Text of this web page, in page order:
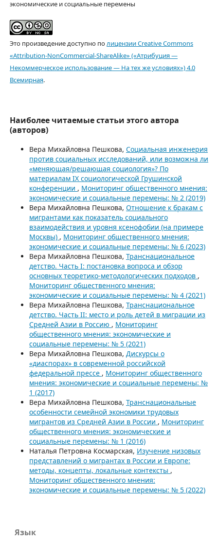
экономические и социальные перемены
Это произведение доступно полицензии Creative Commons
«Attribution-NonCommercial-ShareAlike» («Атрибуция —
Некоммерческое использование — На тех же условиях») 4.0
Всемирная.
Наиболее читаемые статьи этого автора
(авторов)
Вера Михайловна Пешкова, Социальная инженерия
против социальных исследований, или возможна ли
«меняющая/решающая социология»? По
материалам IX социологической Грушинской
конференции , Мониторинг общественного мнения:
экономические и социальные перемены: № 2 (2019)
Вера Михайловна Пешкова, Отношение к бракам с
мигрантами как показатель социального
взаимодействия и уровня ксенофобии (на примере
Москвы) , Мониторинг общественного мнения:
экономические и социальные перемены: № 6 (2023)
Вера Михайловна Пешкова, Транснациональное
детство. Часть I: постановка вопроса и обзор
основных теоретико-методологических подходов ,
Мониторинг общественного мнения:
экономические и социальные перемены: № 4 (2021)
Вера Михайловна Пешкова, Транснациональное
детство. Часть II: место и роль детей в миграции из
Средней Азии в Россию , Мониторинг
общественного мнения: экономические и
социальные перемены: № 5 (2021)
Вера Михайловна Пешкова, Дискурсы о
«диаспорах» в современной российской
федеральной прессе , Мониторинг общественного
мнения: экономические и социальные перемены: №
1 (2017)
Вера Михайловна Пешкова, Транснациональные
особенности семейной экономики трудовых
мигрантов из Средней Азии в России , Мониторинг
общественного мнения: экономические и
социальные перемены: № 1 (2016)
Наталья Петровна Космарская, Изучение низовых
представлений о мигрантах в России и Европе:
методы, концепты, локальные контексты ,
Мониторинг общественного мнения:
экономические и социальные перемены: № 5 (2022)
Язык